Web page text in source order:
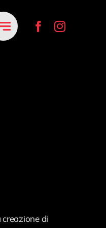
creazione di